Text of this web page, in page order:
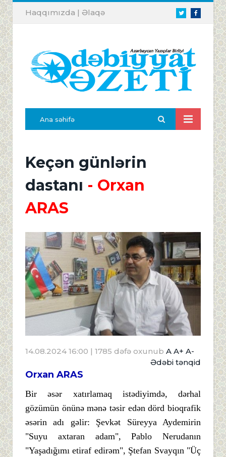
TwitterFacebook
Haqqımızda | Əlaqə
Ana səhifə
Keçən günlərin
dastanı - Orxan
ARAS
14.08.2024 16:00 | 1785 dəfə oxunub A A+ A-
Ədəbi tənqid
Orxan ARAS
Bir əsər xatırlamaq istədiyimdə, dərhal
gözümün önünə mənə təsir edən dörd bioqrafik
əsərin adı gəlir: Şevkət Süreyya Aydemirin
"Suyu axtaran adam", Pablo Nerudanın
"Yaşadığımı etiraf edirəm", Ştefan Svayqın "Üç